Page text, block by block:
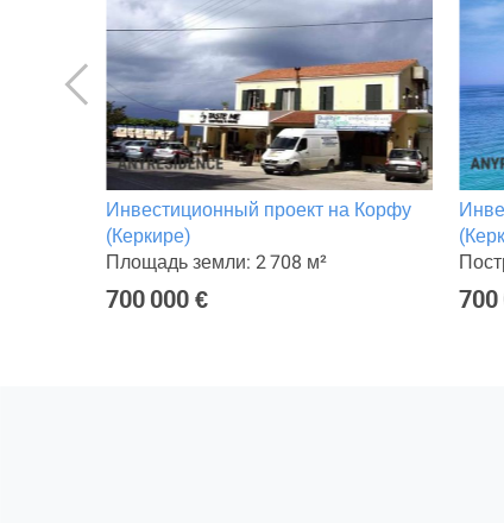
Инвестиционный проект на Корфу
(Керкире)
Площадь земли: 2 708 м²
700 000 € 700